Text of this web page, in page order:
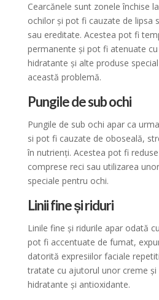
Cearcănele sunt zonele închise
ochilor și pot fi cauzate de lipsa
sau ereditate. Acestea pot fi
permanente și pot fi atenuate
hidratante și alte produse
această problemă.
Pungile de sub ochi
Pungile de sub ochi apar ca
si pot fi cauzate de oboseală,
în nutrienți. Acestea pot fi
comprese reci sau utilizarea
speciale pentru ochi.
Linii fine și riduri
Linile fine și ridurile apar odată
pot fi accentuate de fumat,
datorită expresiilor faciale
tratate cu ajutorul unor creme și
hidratante și antioxidante.